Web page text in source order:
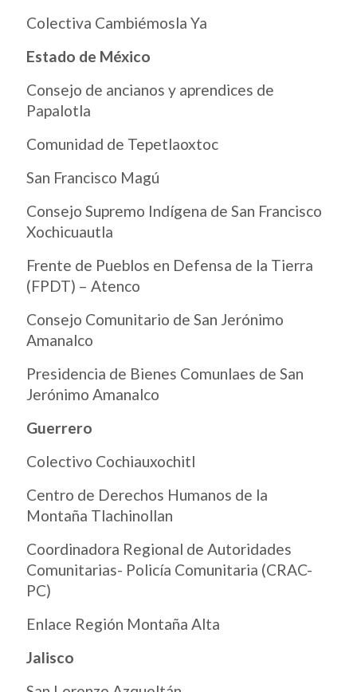
Colectiva Cambiémosla Ya
Estado de México
Consejo de ancianos y aprendices de
Papalotla
Comunidad de Tepetlaoxtoc
San Francisco Magú
Consejo Supremo Indígena de San Francisco
Xochicuautla
Frente de Pueblos en Defensa de la Tierra
(FPDT) – Atenco
Consejo Comunitario de San Jerónimo
Amanalco
Presidencia de Bienes Comunlaes de San
Jerónimo Amanalco
Guerrero
Colectivo Cochiauxochitl
Centro de Derechos Humanos de la
Montaña Tlachinollan
Coordinadora Regional de Autoridades
Comunitarias- Policía Comunitaria (CRAC-
PC)
Enlace Región Montaña Alta
Jalisco